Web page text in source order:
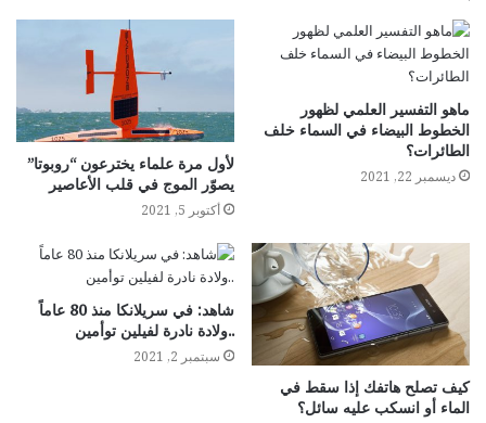
ماهو التفسير العلمي لظهور
الخطوط البيضاء في السماء خلف
الطائرات؟
ديسمبر 22, 2021
لأول مرة علماء يخترعون “روبوتا”
يصوّر الموج في قلب الأعاصير
أكتوبر 5, 2021
كيف تصلح هاتفك إذا سقط في
الماء أو انسكب عليه سائل؟
شاهد: في سريلانكا منذ 80 عاماً
..ولادة نادرة لفيلين توأمين
سبتمبر 2, 2021